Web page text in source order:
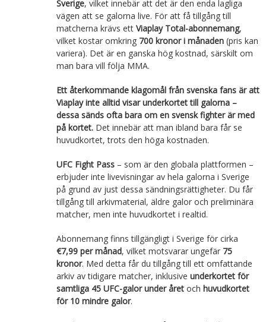
Sverige, vilket innebär att det är den enda lagliga
vägen att se galorna live. För att få tillgång till
matcherna krävs ett Viaplay Total-abonnemang,
vilket kostar omkring 700 kronor i månaden(pris kan
variera). Det är en ganska hög kostnad, särskilt om
man bara vill följa MMA.
Ett återkommande klagomål från svenska fans är att
Viaplay inte alltid visar underkortet till galorna –
dessa sänds ofta bara om en svensk fighter är med
på kortet.Det innebär att man ibland bara får se
huvudkortet, trots den höga kostnaden.
UFC Fight Pass– som är den globala plattformen –
erbjuder inte livevisningar av hela galorna i Sverige
på grund av just dessa sändningsrättigheter. Du får
tillgång till arkivmaterial, äldre galor och preliminära
matcher, men inte huvudkortet i realtid.
Abonnemang finns tillgängligt i Sverige för cirka
€7,99 per månad, vilket motsvarar ungefär 75
kronor. Med detta får du tillgång till ett omfattande
arkiv av tidigare matcher, inklusive underkortet för
samtliga 45 UFC-galor under åretoch huvudkortet
för 10 mindre galor.